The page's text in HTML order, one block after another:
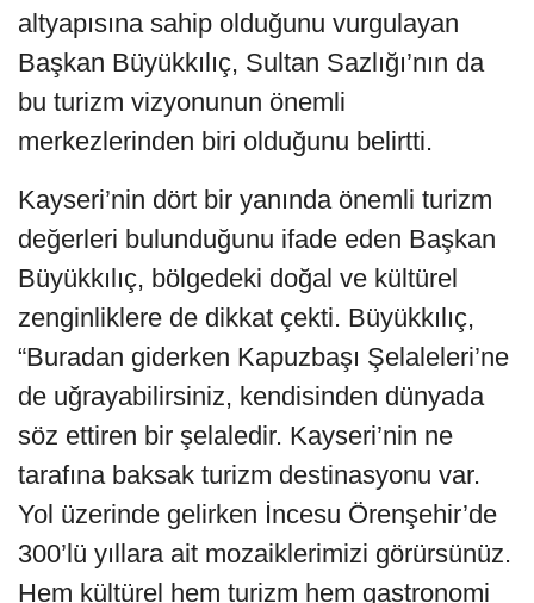
altyapısına sahip olduğunu vurgulayan
Başkan Büyükkılıç, Sultan Sazlığı’nın da
bu turizm vizyonunun önemli
merkezlerinden biri olduğunu belirtti.
Kayseri’nin dört bir yanında önemli turizm
değerleri bulunduğunu ifade eden Başkan
Büyükkılıç, bölgedeki doğal ve kültürel
zenginliklere de dikkat çekti. Büyükkılıç,
“Buradan giderken Kapuzbaşı Şelaleleri’ne
de uğrayabilirsiniz, kendisinden dünyada
söz ettiren bir şelaledir. Kayseri’nin ne
tarafına baksak turizm destinasyonu var.
Yol üzerinde gelirken İncesu Örenşehir’de
300’lü yıllara ait mozaiklerimizi görürsünüz.
Hem kültürel hem turizm hem gastronomi